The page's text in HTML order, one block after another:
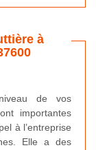
à
de vos
importantes
à l’entreprise
Elle a des